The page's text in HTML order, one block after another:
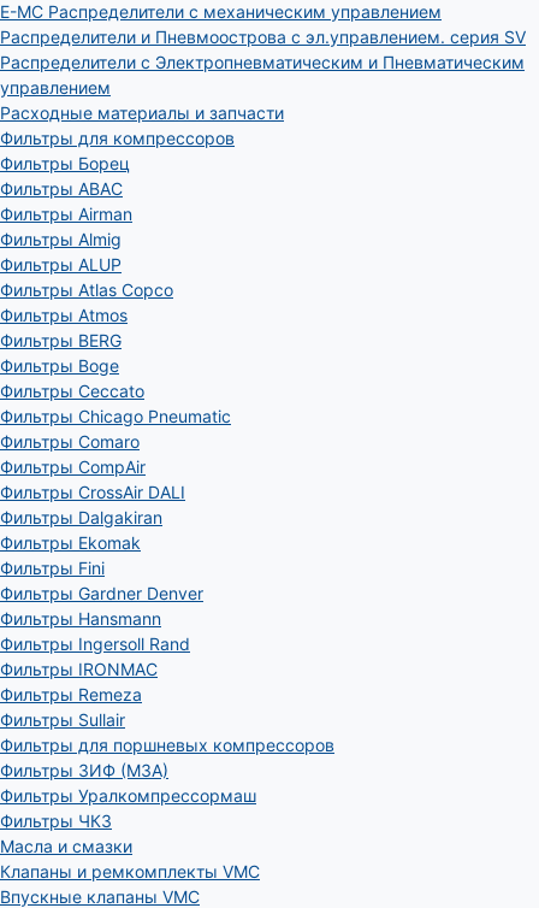
E-MC Распределители с механическим управлением
Распределители и Пневмоострова с эл.управлением. серия SV
Распределители с Электропневматическим и Пневматическим
управлением
Расходные материалы и запчасти
Фильтры для компрессоров
Фильтры Борец
Фильтры ABAC
Фильтры Airman
Фильтры Almig
Фильтры ALUP
Фильтры Atlas Copco
Фильтры Atmos
Фильтры BERG
Фильтры Boge
Фильтры Ceccato
Фильтры Chicago Pneumatic
Фильтры Comaro
Фильтры CompAir
Фильтры CrossAir DALI
Фильтры Dalgakiran
Фильтры Ekomak
Фильтры Fini
Фильтры Gardner Denver
Фильтры Hansmann
Фильтры Ingersoll Rand
Фильтры IRONMAC
Фильтры Remeza
Фильтры Sullair
Фильтры для поршневых компрессоров
Фильтры ЗИФ (МЗА)
Фильтры Уралкомпрессормаш
Фильтры ЧКЗ
Масла и смазки
Клапаны и ремкомплекты VMC
Впускные клапаны VMC